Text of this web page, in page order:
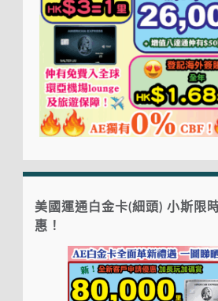
美國運通白金卡(細頭) 小斯限
惠！